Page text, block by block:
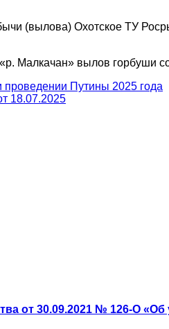
(вылова) Охотское ТУ
Малкачан» вылов горбуши
Путины 2025 года
18.07.2025
от 30.09.2021 № 126-О «Об